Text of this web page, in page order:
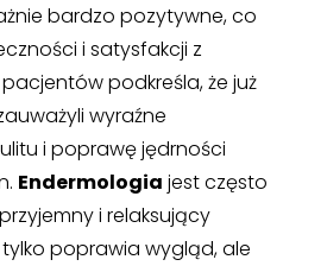
bardzo pozytywne, co
i satysfakcji z
podkreśla, że już
wyraźne
i poprawę jędrności
Endermologia jest często
i relaksujący
poprawia wygląd, ale